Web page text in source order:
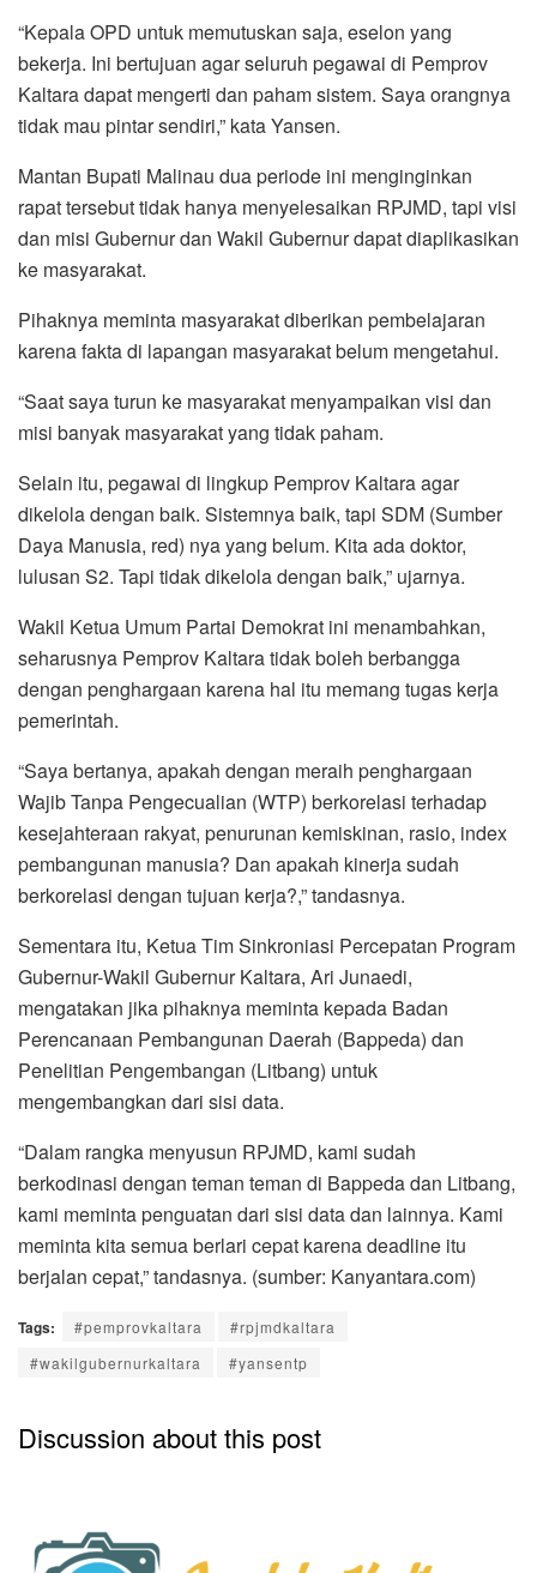
“Kepala OPD untuk memutuskan saja, eselon yang
bekerja. Ini bertujuan agar seluruh pegawai di Pemprov
Kaltara dapat mengerti dan paham sistem. Saya orangnya
tidak mau pintar sendiri,” kata Yansen.
Mantan Bupati Malinau dua periode ini menginginkan
rapat tersebut tidak hanya menyelesaikan RPJMD, tapi visi
dan misi Gubernur dan Wakil Gubernur dapat diaplikasikan
ke masyarakat.
Pihaknya meminta masyarakat diberikan pembelajaran
karena fakta di lapangan masyarakat belum mengetahui.
“Saat saya turun ke masyarakat menyampaikan visi dan
misi banyak masyarakat yang tidak paham.
Selain itu, pegawai di lingkup Pemprov Kaltara agar
dikelola dengan baik. Sistemnya baik, tapi SDM (Sumber
Daya Manusia, red) nya yang belum. Kita ada doktor,
lulusan S2. Tapi tidak dikelola dengan baik,” ujarnya.
Wakil Ketua Umum Partai Demokrat ini menambahkan,
seharusnya Pemprov Kaltara tidak boleh berbangga
dengan penghargaan karena hal itu memang tugas kerja
pemerintah.
“Saya bertanya, apakah dengan meraih penghargaan
Wajib Tanpa Pengecualian (WTP) berkorelasi terhadap
kesejahteraan rakyat, penurunan kemiskinan, rasio, index
pembangunan manusia? Dan apakah kinerja sudah
berkorelasi dengan tujuan kerja?,” tandasnya.
Sementara itu, Ketua Tim Sinkroniasi Percepatan Program
Gubernur-Wakil Gubernur Kaltara, Ari Junaedi,
mengatakan jika pihaknya meminta kepada Badan
Perencanaan Pembangunan Daerah (Bappeda) dan
Penelitian Pengembangan (Litbang) untuk
mengembangkan dari sisi data.
“Dalam rangka menyusun RPJMD, kami sudah
berkodinasi dengan teman teman di Bappeda dan Litbang,
kami meminta penguatan dari sisi data dan lainnya. Kami
meminta kita semua berlari cepat karena deadline itu
berjalan cepat,” tandasnya. (sumber: Kanyantara.com)
Tags: #pemprovkaltara
#rpjmdkaltara
#wakilgubernurkaltara
#yansentp
Discussion about this post